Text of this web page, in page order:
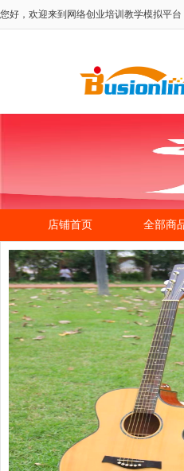
您好，欢迎来到网络创业培训教学模拟平台
店铺首页 全部商